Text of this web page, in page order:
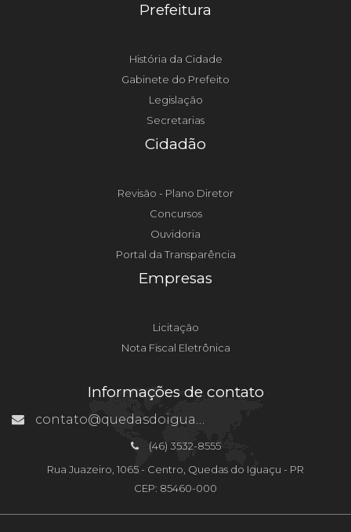
Prefeitura
História da Cidade
Gabinete do Prefeito
Legislação
Secretarias
Cidadão
Revisão - Plano Diretor
Concursos
Ouvidoria
Portal da Transparência
Empresas
Licitação
Nota Fiscal Eletrônica
Informações de contato
contato@quedasdoiguacu.pr.gov.br
(46) 3532-8555
Rua Juazeiro, 1065 - Centro, Quedas do Iguaçu - PR
CEP: 85460-000